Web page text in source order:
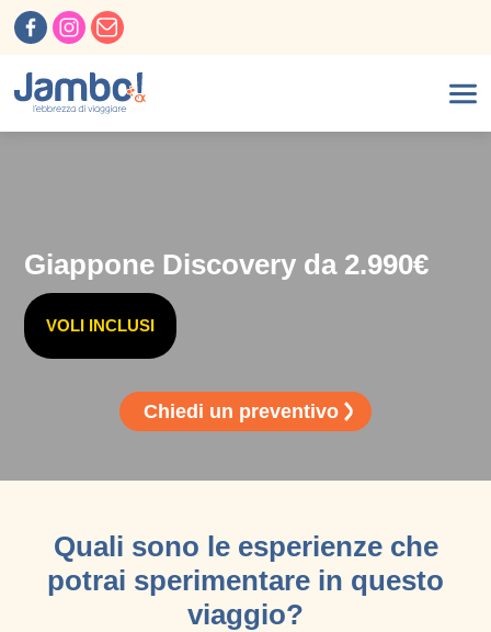
Giappone Discovery da 2.990€
VOLI INCLUSI
Chiedi un preventivo
Quali sono le esperienze che
potrai sperimentare in questo
viaggio?